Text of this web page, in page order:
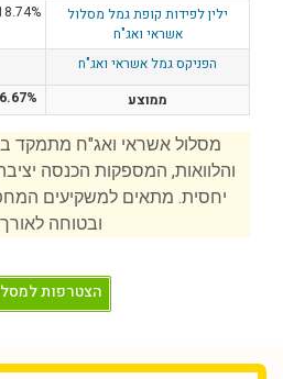
ילין לפידות קופת גמל מסלול
אשראי ואג"ח
הפניקס גמל אשראי ואג"ח
ממוצע
6.67%
מסלול אשראי ואג"ח מתמקד
והלוואות, המספקות הכנסה
יחסית. מתאים למשקיעים
ובטוחה לאורך
הצטרפות